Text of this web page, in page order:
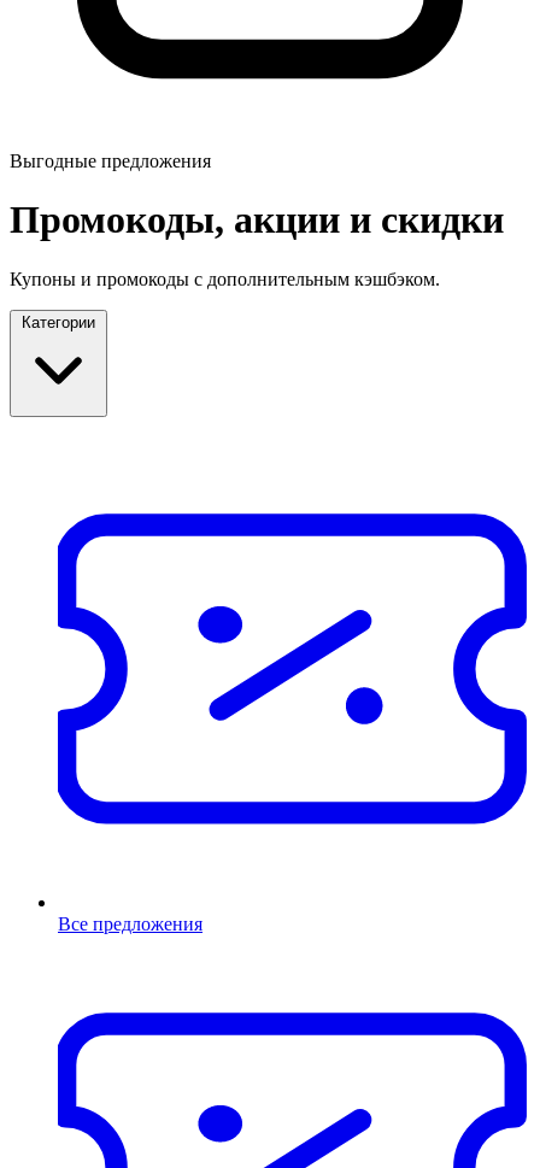
Выгодные предложения
Промокоды, акции и скидки
Купоны и промокоды с дополнительным кэшбэком.
Категории
Все предложения